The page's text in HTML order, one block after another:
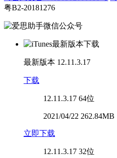
粤B2-20181276
最新版本 12.11.3.17
下载
12.11.3.17 64位
2021/04/22 262.84MB
立即下载
12.11.3.17 32位